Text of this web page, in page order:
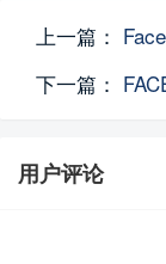
上一篇：
下一篇：
用户评论